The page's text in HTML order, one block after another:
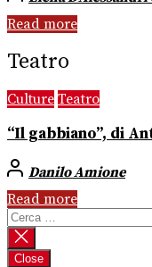
Read more
Teatro
Culture Teatro
“Il gabbiano”, di
Danilo Amione
Read more
Ricerca
per:
Close